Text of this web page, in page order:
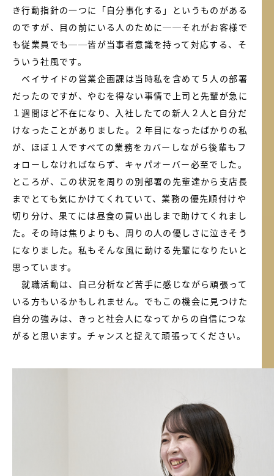
き行動指針の一つに「自分事化する」というものがある
のですが、目の前にいる人のために──それがお客様で
も従業員でも──皆が当事者意識を持って対応する、そ
ういう社風です。
ベイサイドの営業企画課は当時私を含めて５人の部署
だったのですが、やむを得ない事情で上司と先輩が急に
１週間ほど不在になり、入社したての新人２人と自分だ
けなったことがありました。２年目になったばかりの私
が、ほぼ１人ですべての業務をカバーしながら後輩もフ
ォローしなければならず、キャパオーバー必至でした。
ところが、この状況を周りの別部署の先輩達から支店長
までとても気にかけてくれていて、業務の優先順付けや
切り分け、果てには昼食の買い出しまで助けてくれまし
た。その時は焦りよりも、周りの人の優しさに泣きそう
になりました。私もそんな風に動ける先輩になりたいと
思っています。
就職活動は、自己分析など苦手に感じながら頑張って
いる方もいるかもしれません。でもこの機会に見つけた
自分の強みは、きっと社会人になってからの自信につな
がると思います。チャンスと捉えて頑張ってください。